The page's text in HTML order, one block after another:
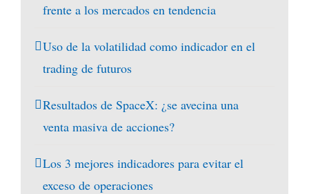
frente a los mercados en tendencia
Uso de la volatilidad como indicador en el
trading de futuros
Resultados de SpaceX: ¿se avecina una
venta masiva de acciones?
Los 3 mejores indicadores para evitar el
exceso de operaciones